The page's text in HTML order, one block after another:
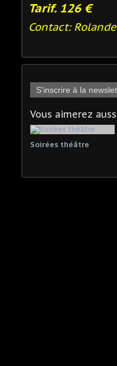
Tarif. 126 €
Contact:
S'inscrire à la
Vous aimerez
Soirées théâtre